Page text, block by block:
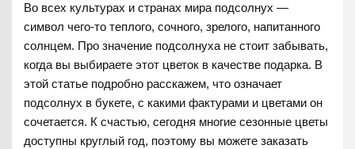
Во всех культурах и странах мира подсолнух —
символ чего-то теплого, сочного, зрелого, напитанного
солнцем. Про значение подсолнуха не стоит забывать,
когда вы выбираете этот цветок в качестве подарка. В
этой статье подробно расскажем, что означает
подсолнух в букете, с какими фактурами и цветами он
сочетается. К счастью, сегодня многие сезонные цветы
доступны круглый год, поэтому вы можете заказать